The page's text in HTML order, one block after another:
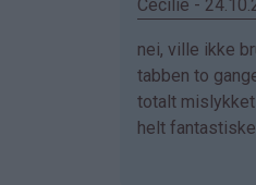
bekreftet)
Cecilie -
Som
svar
på
av
nei, ville ikke
tabben to
totalt
helt